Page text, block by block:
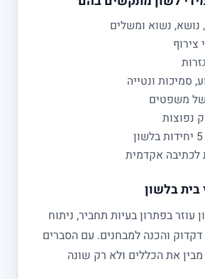
נושא, נשוא ומשלים
צירוף
סמיכות ונטייה
של משפטים
נפוצות
לכתיבה אקדמית
בית בלשון
עוזר בפתרון בעיות תחביר, ניתוח
והכנה למבחנים. עם הסברים
את הכללים ולא רק שונה